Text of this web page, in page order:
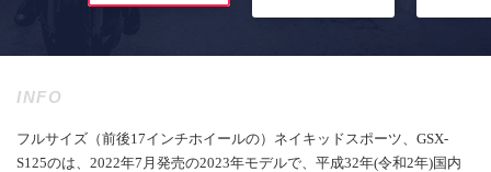
INFO
フルサイズ（前後17インチホイールの）ネイキッドスポーツ、GSX-
S125のは、2022年7月発売の2023年モデルで、平成32年(令和2年)国内